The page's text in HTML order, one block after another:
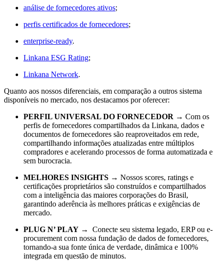
análise de fornecedores ativos;
perfis certificados de fornecedores;
enterprise-ready.
Linkana ESG Rating;
Linkana Network.
Quanto aos nossos diferenciais, em comparação a outros sistema
disponíveis no mercado, nos destacamos por oferecer:
PERFIL UNIVERSAL DO FORNECEDOR → Com os
perfis de fornecedores compartilhados da Linkana, dados e
documentos de fornecedores são reaproveitados em rede,
compartilhando informações atualizadas entre múltiplos
compradores e acelerando processos de forma automatizada e
sem burocracia.
MELHORES INSIGHTS → Nossos scores, ratings e
certificações proprietários são construídos e compartilhados
com a inteligência das maiores corporações do Brasil,
garantindo aderência às melhores práticas e exigências de
mercado.
PLUG N’ PLAY → Conecte seu sistema legado, ERP ou e-
procurement com nossa fundação de dados de fornecedores,
tornando-a sua fonte única de verdade, dinâmica e 100%
integrada em questão de minutos.